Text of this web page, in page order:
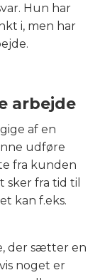
Hun har
i, men har
arbejde
af en
udføre
fra kunden
sker fra tid til
kan f.eks.
der sætter en
noget er